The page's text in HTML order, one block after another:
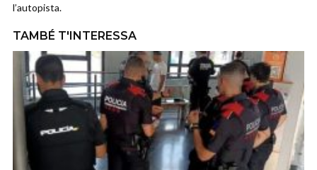
l’autopista.
TAMBÉ T'INTERESSA